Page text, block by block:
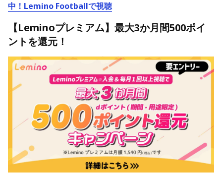
中！Lemino Footballで視聴
【Leminoプレミアム】最大3か月間500ポイ
ントを還元！